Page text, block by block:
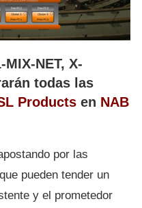
NET, X-
todas las
Products en NAB
por las
pueden tender un
y el prometedor